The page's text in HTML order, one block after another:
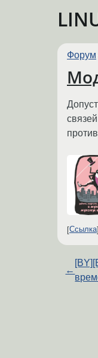
Форум
Ссылка
←